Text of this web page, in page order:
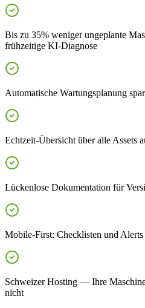
Bis zu 35% weniger ungeplante
frühzeitige KI-Diagnose
Automatische Wartungsplanung
Echtzeit-Übersicht über alle Assets
Lückenlose Dokumentation für
Mobile-First: Checklisten und
Schweizer Hosting — Ihre
nicht